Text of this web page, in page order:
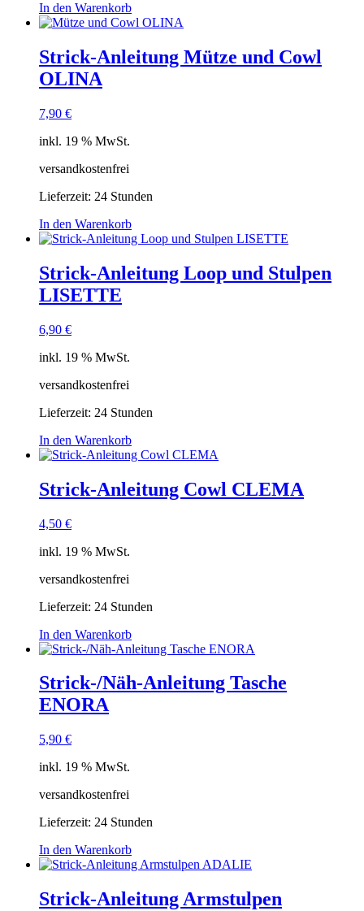
In den Warenkorb
Strick-Anleitung Mütze und Cowl
OLINA
7,90 €
inkl. 19 % MwSt.
versandkostenfrei
Lieferzeit: 24 Stunden
In den Warenkorb
Strick-Anleitung Loop und Stulpen
LISETTE
6,90 €
inkl. 19 % MwSt.
versandkostenfrei
Lieferzeit: 24 Stunden
In den Warenkorb
Strick-Anleitung Cowl CLEMA
4,50 €
inkl. 19 % MwSt.
versandkostenfrei
Lieferzeit: 24 Stunden
In den Warenkorb
Strick-/Näh-Anleitung Tasche
ENORA
5,90 €
inkl. 19 % MwSt.
versandkostenfrei
Lieferzeit: 24 Stunden
In den Warenkorb
Strick-Anleitung Armstulpen